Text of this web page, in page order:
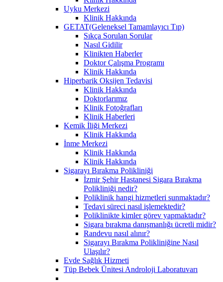
Uyku Merkezi
Klinik Hakkında
GETAT(Geleneksel Tamamlayıcı Tıp)
Sıkça Sorulan Sorular
Nasıl Gidilir
Klinikten Haberler
Doktor Çalışma Programı
Klinik Hakkında
Hiperbarik Oksijen Tedavisi
Klinik Hakkında
Doktorlarımız
Klinik Fotoğrafları
Klinik Haberleri
Kemik İliği Merkezi
Klinik Hakkında
İnme Merkezi
Klinik Hakkında
Klinik Hakkında
Sigarayı Bırakma Polikliniği
İzmir Şehir Hastanesi Sigara Bırakma
Polikliniği nedir?
Poliklinik hangi hizmetleri sunmaktadır?
Tedavi süreci nasıl işlemektedir?
Poliklinikte kimler görev yapmaktadır?
Sigara bırakma danışmanlığı ücretli midir?
Randevu nasıl alınır?
Sigarayı Bırakma Polikliniğine Nasıl
Ulaşılır?
Evde Sağlık Hizmeti
Tüp Bebek Ünitesi Androloji Laboratuvarı